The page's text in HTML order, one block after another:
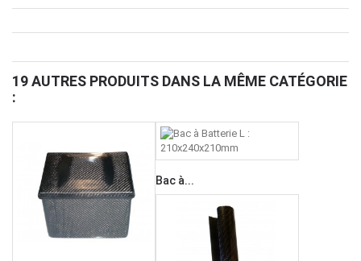
19 AUTRES PRODUITS DANS LA MÊME CATÉGORIE
:
Bac à...